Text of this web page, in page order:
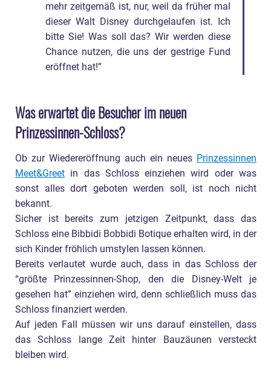
mehr zeitgemäß ist, nur, weil da früher mal
dieser Walt Disney durchgelaufen ist. Ich
bitte Sie! Was soll das? Wir werden diese
Chance nutzen, die uns der gestrige Fund
eröffnet hat!”
Was erwartet die Besucher im neuen
Prinzessinnen-Schloss?
Ob zur Wiedereröffnung auch ein neues Prinzessinnen
Meet&Greet in das Schloss einziehen wird oder was
sonst alles dort geboten werden soll, ist noch nicht
bekannt.
Sicher ist bereits zum jetzigen Zeitpunkt, dass das
Schloss eine Bibbidi Bobbidi Botique erhalten wird, in der
sich Kinder fröhlich umstylen lassen können.
Bereits verlautet wurde auch, dass in das Schloss der
“größte Prinzessinnen-Shop, den die Disney-Welt je
gesehen hat” einziehen wird, denn schließlich muss das
Schloss finanziert werden.
Auf jeden Fall müssen wir uns darauf einstellen, dass
das Schloss lange Zeit hinter Bauzäunen versteckt
bleiben wird.